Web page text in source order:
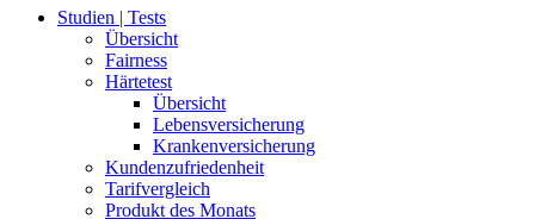
Studien | Tests
Übersicht
Fairness
Härtetest
Übersicht
Lebensversicherung
Krankenversicherung
Kundenzufriedenheit
Tarifvergleich
Produkt des Monats